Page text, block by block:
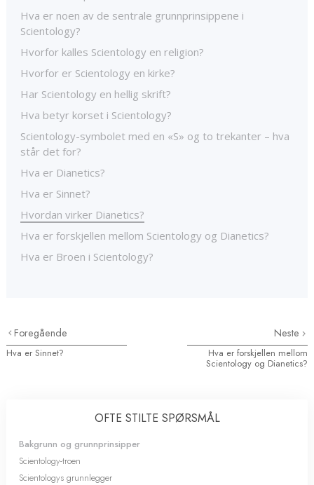
Hva er noen av de sentrale grunnprinsippene i
Scientology?
Hvorfor kalles Scientology en religion?
Hvorfor er Scientology en kirke?
Har Scientology en hellig skrift?
Hva betyr korset i Scientology?
Scientology-symbolet med en «S» og to trekanter – hva
står det for?
Hva er Dianetics?
Hva er Sinnet?
Hvordan virker Dianetics?
Hva er forskjellen mellom Scientology og Dianetics?
Hva er Broen i Scientology?
Foregående
Hva er Sinnet?
Neste
Hva er forskjellen mellom
Scientology og Dianetics?
OFTE STILTE SPØRSMÅL
Bakgrunn og grunnprinsipper
Scientology-troen
Scientologys grunnlegger